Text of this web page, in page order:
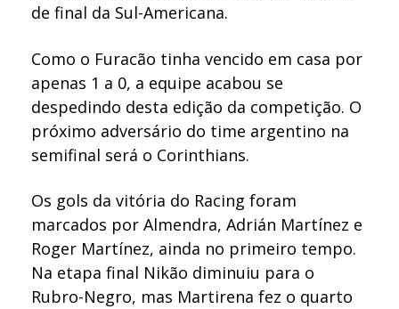
de final da Sul-Americana.
Como o Furacão tinha vencido em casa por
apenas 1 a 0, a equipe acabou se
despedindo desta edição da competição. O
próximo adversário do time argentino na
semifinal será o Corinthians.
Os gols da vitória do Racing foram
marcados por Almendra, Adrián Martínez e
Roger Martínez, ainda no primeiro tempo.
Na etapa final Nikão diminuiu para o
Rubro-Negro, mas Martirena fez o quarto